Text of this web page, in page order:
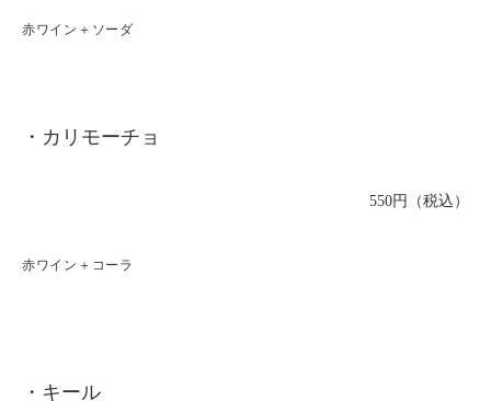
赤ワイン＋ソーダ
・カリモーチョ
550円（税込）
赤ワイン＋コーラ
・キール